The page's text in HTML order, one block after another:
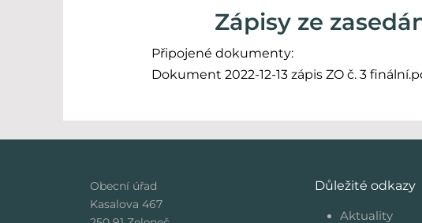
Zápisy ze
Připojené dokumenty:
Dokument 2022-12-13 zápis ZO č. 3
Obecní úřad
Kasalova 467
Důležité odkazy
Aktuality